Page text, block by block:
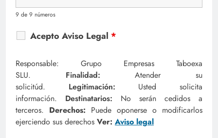
9 de 9 números
Acepto Aviso Legal *
Responsable: Grupo Empresas Taboexa
SLU. Finalidad:Atender su
solicitúd. Legitimación: Usted solicita
información. Destinatarios: No serán cedidos a
terceros. Derechos: Puede oponerse o modificarlos
ejerciendo sus derechos Ver: Aviso legal